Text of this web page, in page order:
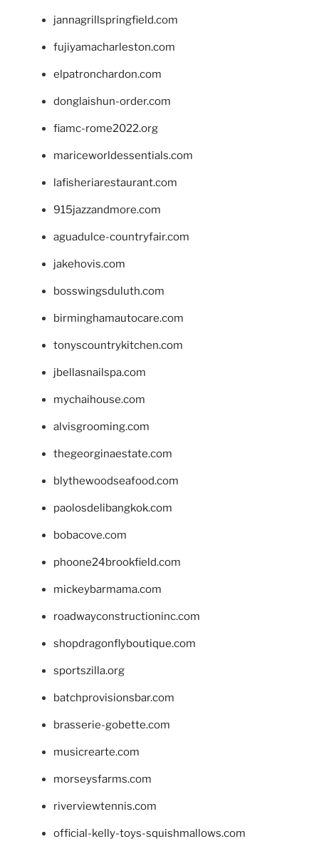
jannagrillspringfield.com
fujiyamacharleston.com
elpatronchardon.com
donglaishun-order.com
fiamc-rome2022.org
mariceworldessentials.com
lafisheriarestaurant.com
915jazzandmore.com
aguadulce-countryfair.com
jakehovis.com
bosswingsduluth.com
birminghamautocare.com
tonyscountrykitchen.com
jbellasnailspa.com
mychaihouse.com
alvisgrooming.com
thegeorginaestate.com
blythewoodseafood.com
paolosdelibangkok.com
bobacove.com
phoone24brookfield.com
mickeybarmama.com
roadwayconstructioninc.com
shopdragonflyboutique.com
sportszilla.org
batchprovisionsbar.com
brasserie-gobette.com
musicrearte.com
morseysfarms.com
riverviewtennis.com
official-kelly-toys-squishmallows.com